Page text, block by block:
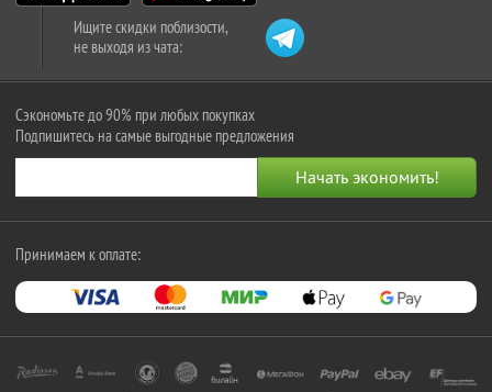
Ищите скидки поблизости,
не выходя из чата:
Сэкономьте до 90% при любых покупках
Подпишитесь на самые выгодные предложения
Принимаем к оплате: